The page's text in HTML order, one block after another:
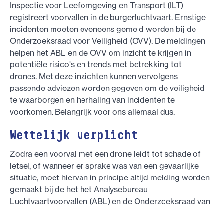
Inspectie voor Leefomgeving en Transport (ILT)
registreert voorvallen in de burgerluchtvaart. Ernstige
incidenten moeten eveneens gemeld worden bij de
Onderzoeksraad voor Veiligheid (OVV). De meldingen
helpen het ABL en de OVV om inzicht te krijgen in
potentiële risico's en trends met betrekking tot
drones. Met deze inzichten kunnen vervolgens
passende adviezen worden gegeven om de veiligheid
te waarborgen en herhaling van incidenten te
voorkomen. Belangrijk voor ons allemaal dus.
Wettelijk verplicht
Zodra een voorval met een drone leidt tot schade of
letsel, of wanneer er sprake was van een gevaarlijke
situatie, moet hiervan in principe altijd melding worden
gemaakt bij de het het Analysebureau
Luchtvaartvoorvallen (ABL) en de Onderzoeksraad van